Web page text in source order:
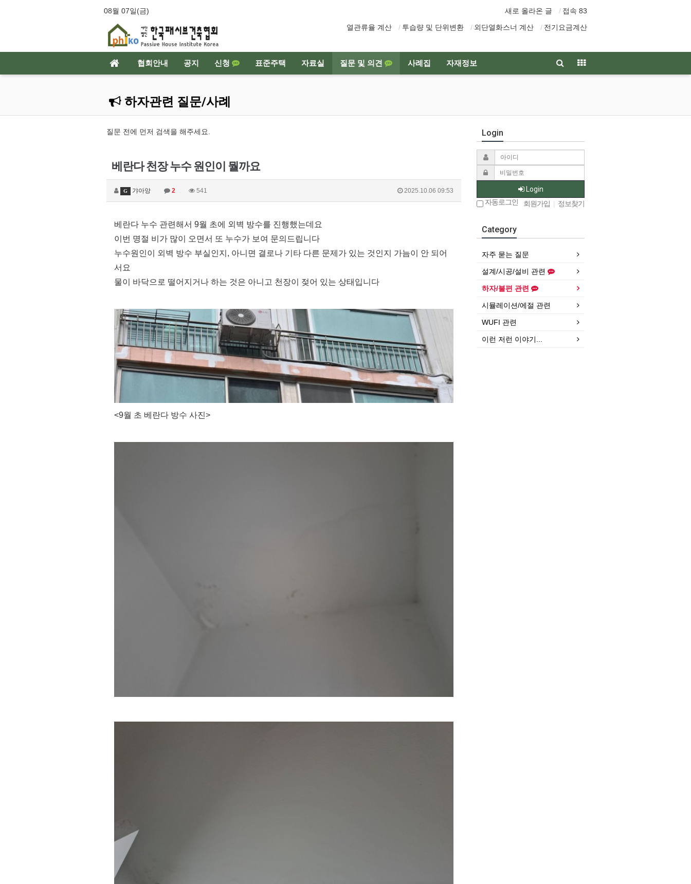
08월 07일(금) 새로 올라온 글
접속 83
열관류율 계산
투습량 및 단위변환 외단열화스너 계산 전기요금계산
협회안내 공지 신청 표준주택 자료실 질문 및 의견 사례집 자재정보
하자관련 질문/사례
질문 전에 먼저 검색을 해주세요.
베란다 천장 누수 원인이 뭘까요
G 갸아앙 2 541 2025.10.06 09:53
베란다 누수 관련해서 9월 초에 외벽 방수를 진행했는데요
이번 명절 비가 많이 오면서 또 누수가 보여 문의드립니다
누수원인이 외벽 방수 부실인지, 아니면 결로나 기타 다른 문제가 있는 것인지 가늠이 안 되어
서요
물이 바닥으로 떨어지거나 하는 것은 아니고 천장이 젖어 있는 상태입니다
<9월 초 베란다 방수 사진>
Login
Login
자동로그인
회원가입 | 정보찾기
Category
자주 묻는 질문
설계/시공/설비 관련
하자/불편 관련
시뮬레이션/에절 관련
WUFI 관련
이런 저런 이야기...